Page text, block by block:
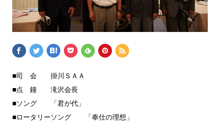
■司 会 掛川ＳＡＡ
■点 鐘 滝沢会長
■ソング 「君が代」
■ロータリーソング 「奉仕の理想」